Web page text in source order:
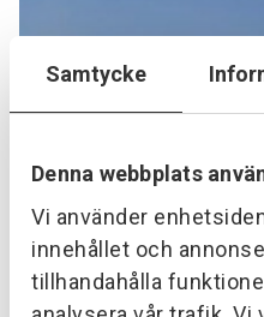
Samtycke
Denna webbplats
Vi använder
innehållet och
tillhandahålla